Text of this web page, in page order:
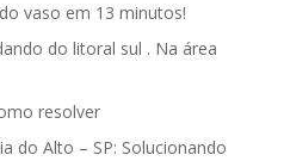
vaso em 13 minutos!
do litoral sul . Na área
resolver
do Alto – SP: Solucionando